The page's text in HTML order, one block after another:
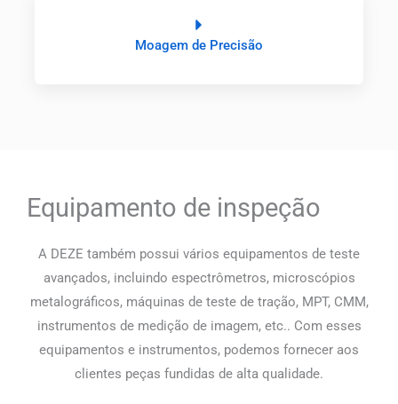
Moagem de Precisão
Equipamento de inspeção
A DEZE também possui vários equipamentos de teste
avançados, incluindo espectrômetros, microscópios
metalográficos, máquinas de teste de tração, MPT, CMM,
instrumentos de medição de imagem, etc.. Com esses
equipamentos e instrumentos, podemos fornecer aos
clientes peças fundidas de alta qualidade.